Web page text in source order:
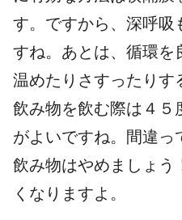
す。ですから、深呼吸
すね。あとは、循環を
温めたりさすったりす
飲み物を飲む際は４５
がよいですね。間違っ
飲み物はやめましょう
くなりますよ。